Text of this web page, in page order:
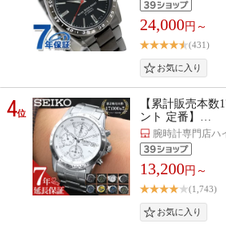
24,000円～
(431)
4位
【累計販売本
ント 定番】…
腕時計専門店ハ
13,200円～
(1,743)